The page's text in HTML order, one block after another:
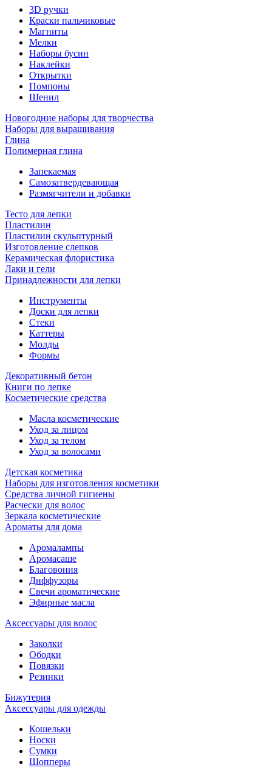
3D ручки
Краски пальчиковые
Магниты
Мелки
Наборы бусин
Наклейки
Открытки
Помпоны
Шенил
Новогодние наборы для творчества
Наборы для выращивания
Глина
Полимерная глина
Запекаемая
Самозатвердевающая
Размягчители и добавки
Тесто для лепки
Пластилин
Пластилин скульптурный
Изготовление слепков
Керамическая флористика
Лаки и гели
Принадлежности для лепки
Инструменты
Доски для лепки
Стеки
Каттеры
Молды
Формы
Декоративный бетон
Книги по лепке
Косметические средства
Масла косметические
Уход за лицом
Уход за телом
Уход за волосами
Детская косметика
Наборы для изготовления косметики
Средства личной гигиены
Расчески для волос
Зеркала косметические
Ароматы для дома
Аромалампы
Аромасаше
Благовония
Диффузоры
Свечи ароматические
Эфирные масла
Аксессуары для волос
Заколки
Ободки
Повязки
Резинки
Бижутерия
Аксессуары для одежды
Кошельки
Носки
Сумки
Шопперы